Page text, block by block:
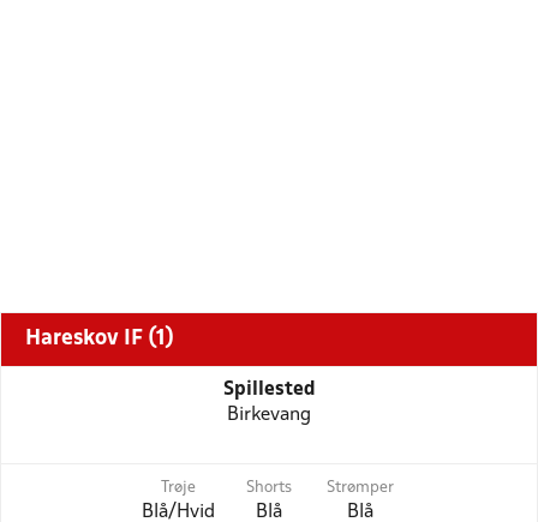
Hareskov IF (1)
Spillested
Birkevang
Trøje
Blå/Hvid
Shorts
Blå
Strømper
Blå